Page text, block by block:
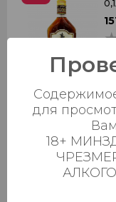
для
18+